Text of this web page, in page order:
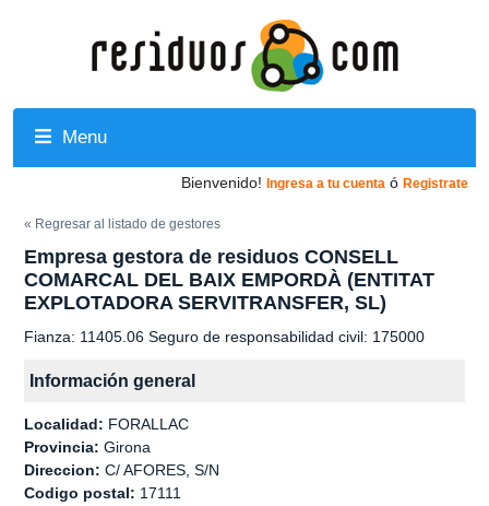
Menu
Bienvenido! Ingresa a tu cuenta ó Registrate
« Regresar al listado de gestores
Empresa gestora de residuos CONSELL
COMARCAL DEL BAIX EMPORDÀ (ENTITAT
EXPLOTADORA SERVITRANSFER, SL)
Fianza: 11405.06 Seguro de responsabilidad civil: 175000
Información general
Localidad: FORALLAC
Provincia: Girona
Direccion: C/ AFORES, S/N
Codigo postal: 17111